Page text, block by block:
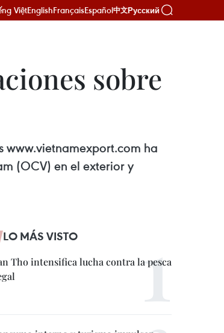
ViệtEnglishFrançaisEspañol中文Русский
sobre
www.vietnamexport.com ha
(OCV) en el exterior y
LO MÁS VISTO
Tho intensifica lucha contra la pesca